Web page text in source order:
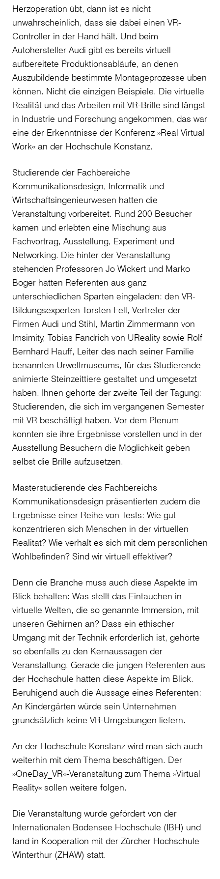
Herzoperation übt, dann ist es nicht
unwahrscheinlich, dass sie dabei einen VR-
Controller in der Hand hält. Und beim
Autohersteller Audi gibt es bereits virtuell
aufbereitete Produktionsabläufe, an denen
Auszubildende bestimmte Montageprozesse üben
können. Nicht die einzigen Beispiele. Die virtuelle
Realität und das Arbeiten mit VR-Brille sind längst
in Industrie und Forschung angekommen, das war
eine der Erkenntnisse der Konferenz »Real Virtual
Work« an der Hochschule Konstanz.
Studierende der Fachbereiche
Kommunikationsdesign, Informatik und
Wirtschaftsingenieurwesen hatten die
Veranstaltung vorbereitet. Rund 200 Besucher
kamen und erlebten eine Mischung aus
Fachvortrag, Ausstellung, Experiment und
Networking. Die hinter der Veranstaltung
stehenden Professoren Jo Wickert und Marko
Boger hatten Referenten aus ganz
unterschiedlichen Sparten eingeladen: den VR-
Bildungsexperten Torsten Fell, Vertreter der
Firmen Audi und Stihl, Martin Zimmermann von
Imsimity, Tobias Fandrich von UReality sowie Rolf
Bernhard Hauff, Leiter des nach seiner Familie
benannten Urweltmuseums, für das Studierende
animierte Steinzeittiere gestaltet und umgesetzt
haben. Ihnen gehörte der zweite Teil der Tagung:
Studierenden, die sich im vergangenen Semester
mit VR beschäftigt haben. Vor dem Plenum
konnten sie ihre Ergebnisse vorstellen und in der
Ausstellung Besuchern die Möglichkeit geben
selbst die Brille aufzusetzen.
Masterstudierende des Fachbereichs
Kommunikationsdesign präsentierten zudem die
Ergebnisse einer Reihe von Tests: Wie gut
konzentrieren sich Menschen in der virtuellen
Realität? Wie verhält es sich mit dem persönlichen
Wohlbefinden? Sind wir virtuell effektiver?
Denn die Branche muss auch diese Aspekte im
Blick behalten: Was stellt das Eintauchen in
virtuelle Welten, die so genannte Immersion, mit
unseren Gehirnen an? Dass ein ethischer
Umgang mit der Technik erforderlich ist, gehörte
so ebenfalls zu den Kernaussagen der
Veranstaltung. Gerade die jungen Referenten aus
der Hochschule hatten diese Aspekte im Blick.
Beruhigend auch die Aussage eines Referenten:
An Kindergärten würde sein Unternehmen
grundsätzlich keine VR-Umgebungen liefern.
An der Hochschule Konstanz wird man sich auch
weiterhin mit dem Thema beschäftigen. Der
»OneDay_VR«-Veranstaltung zum Thema »Virtual
Reality« sollen weitere folgen.
Die Veranstaltung wurde gefördert von der
Internationalen Bodensee Hochschule (IBH) und
fand in Kooperation mit der Zürcher Hochschule
Winterthur (ZHAW) statt.